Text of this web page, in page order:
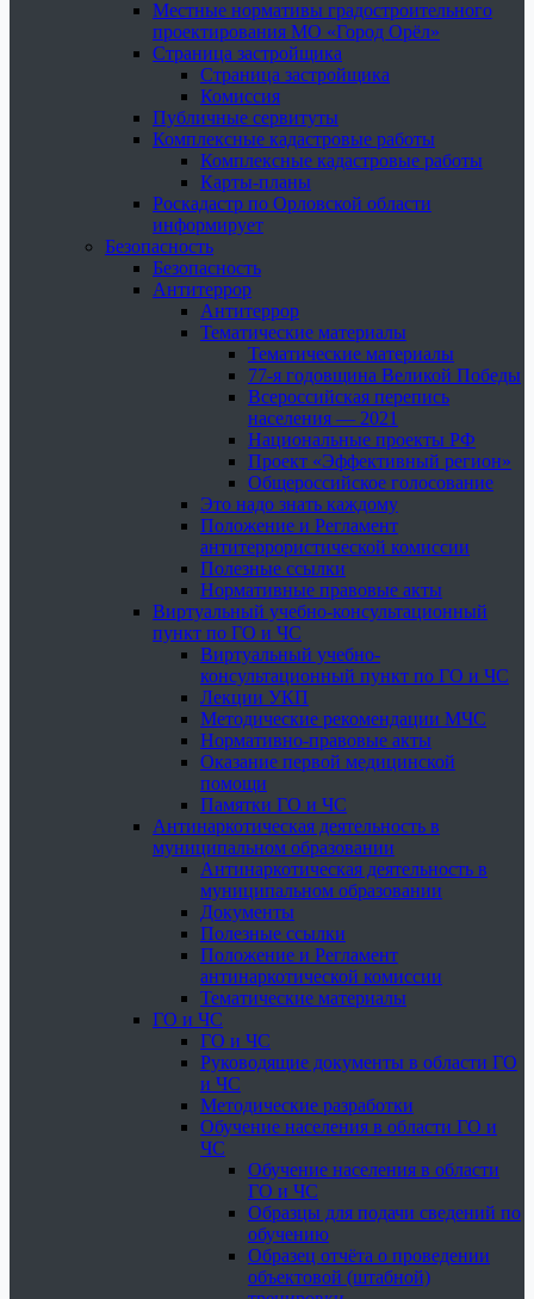
Местные нормативы градостроительного
проектирования МО «Город Орёл»
Страница застройщика
Страница застройщика
Комиссия
Публичные сервитуты
Комплексные кадастровые работы
Комплексные кадастровые работы
Карты-планы
Роскадастр по Орловской области
информирует
Безопасность
Безопасность
Антитеррор
Антитеррор
Тематические материалы
Тематические материалы
77-я годовщина Великой Победы
Всероссийская перепись
населения — 2021
Национальные проекты РФ
Проект «Эффективный регион»
Общероссийское голосование
Это надо знать каждому
Положение и Регламент
антитеррористической комиссии
Полезные ссылки
Нормативные правовые акты
Виртуальный учебно-консультационный
пункт по ГО и ЧС
Виртуальный учебно-
консультационный пункт по ГО и ЧС
Лекции УКП
Методические рекомендации МЧС
Нормативно-правовые акты
Оказание первой медицинской
помощи
Памятки ГО и ЧС
Антинаркотическая деятельность в
муниципальном образовании
Антинаркотическая деятельность в
муниципальном образовании
Документы
Полезные ссылки
Положение и Регламент
антинаркотической комиссии
Тематические материалы
ГО и ЧС
ГО и ЧС
Руководящие документы в области ГО
и ЧС
Методические разработки
Обучение населения в области ГО и
ЧС
Обучение населения в области
ГО и ЧС
Образцы для подачи сведений по
обучению
Образец отчёта о проведении
объектовой (штабной)